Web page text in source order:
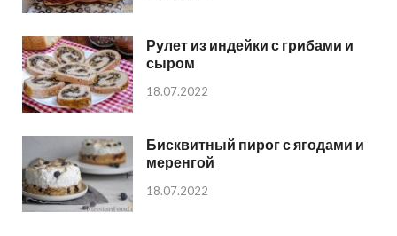
Рулет из индейки с грибами и
сыром
18.07.2022
Бисквитный пирог с ягодами и
меренгой
18.07.2022